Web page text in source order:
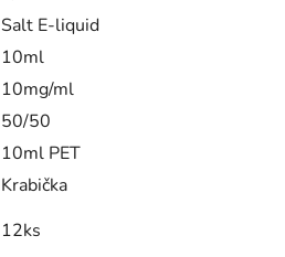
Salt E-liquid
10ml
10mg/ml
50/50
10ml PET
Krabička
12ks